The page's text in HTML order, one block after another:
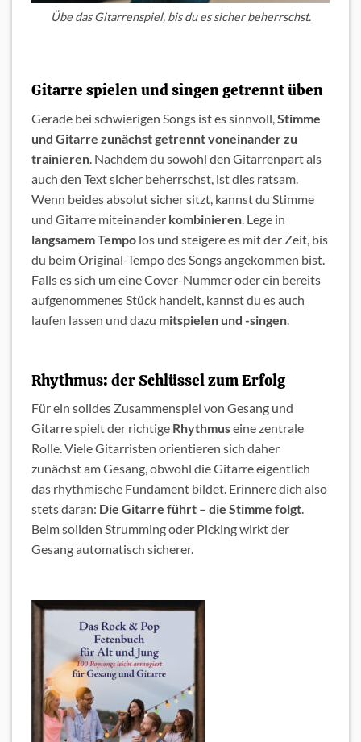
Übe das Gitarrenspiel, bis du es sicher beherrschst.
Gitarre spielen und singen getrennt üben
Gerade bei schwierigen Songs ist es sinnvoll, Stimme
und Gitarre zunächst getrennt voneinander zu
trainieren . Nachdem du sowohl den Gitarrenpart als
auch den Text sicher beherrschst, ist dies ratsam.
Wenn beides absolut sicher sitzt, kannst du Stimme
und Gitarre miteinander kombinieren . Lege in
langsamem Tempo los und steigere es mit der Zeit, bis
du beim Original-Tempo des Songs angekommen bist.
Falls es sich um eine Cover-Nummer oder ein bereits
aufgenommenes Stück handelt, kannst du es auch
laufen lassen und dazu mitspielen und -singen
Rhythmus: der Schlüssel zum Erfolg
Für ein solides Zusammenspiel von Gesang und
Gitarre spielt der richtige Rhythmuseine zentrale
Rolle. Viele Gitarristen orientieren sich daher
zunächst am Gesang, obwohl die Gitarre eigentlich
das rhythmische Fundament bildet. Erinnere dich also
stets daran: Die Gitarre führt – die Stimme folgt.
Beim soliden Strumming oder Picking wirkt der
Gesang automatisch sicherer.